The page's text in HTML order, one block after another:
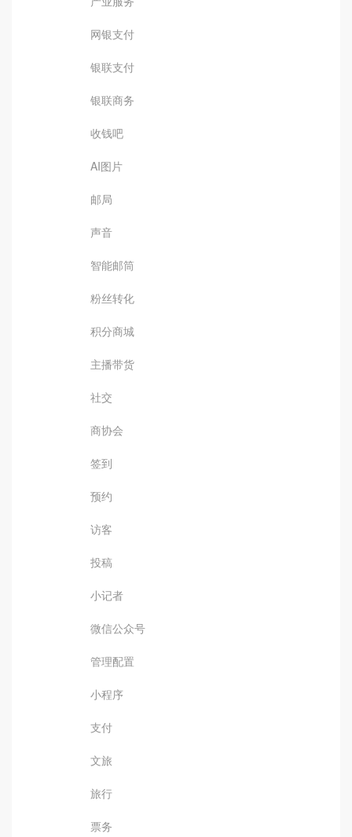
网银支付
银联支付
银联商务
收钱吧
AI图片
邮局
声音
智能邮筒
粉丝转化
积分商城
主播带货
社交
商协会
签到
预约
访客
投稿
小记者
微信公众号
管理配置
小程序
支付
文旅
旅行
票务